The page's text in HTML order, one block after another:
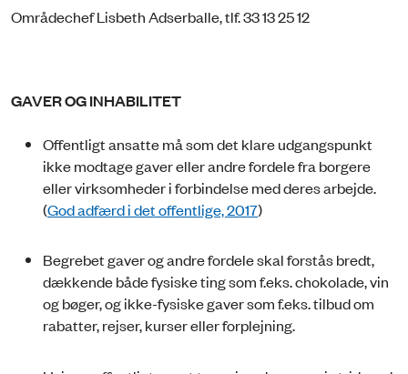
Områdechef Lisbeth Adserballe, tlf. 33 13 25 12
GAVER OG INHABILITET
Offentligt ansatte må som det klare udgangspunkt
ikke modtage gaver eller andre fordele fra borgere
eller virksomheder i forbindelse med deres arbejde.
(God adfærd i det offentlige, 2017)
Begrebet gaver og andre fordele skal forstås bredt,
dækkende både fysiske ting som f.eks. chokolade, vin
og bøger, og ikke-fysiske gaver som f.eks. tilbud om
rabatter, rejser, kurser eller forplejning.